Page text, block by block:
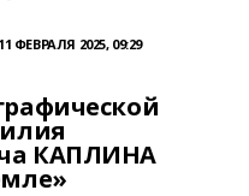
11 ФЕВРАЛЯ 2025, 09:29
КАПЛИНА